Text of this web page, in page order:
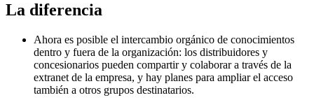
La diferencia
Ahora es posible el intercambio orgánico de conocimientos
dentro y fuera de la organización: los distribuidores y
concesionarios pueden compartir y colaborar a través de la
extranet de la empresa, y hay planes para ampliar el acceso
también a otros grupos destinatarios.